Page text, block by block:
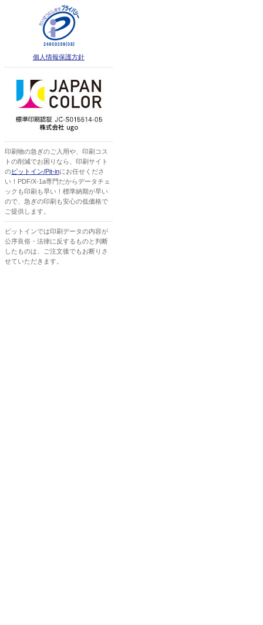
個人情報保護方針
印刷物の急ぎのご入用や、印刷コス
トの削減でお困りなら、印刷サイト
のピットイン/Pit-inにお任せくださ
い！PDF/X-1a専門だからデータチェ
ックも印刷も早い！標準納期が早い
ので、急ぎの印刷も安心の低価格で
ご提供します。
ピットインでは印刷データの内容が
公序良俗・法律に反するものと判断
したものは、ご注文後でもお断りさ
せていただきます。